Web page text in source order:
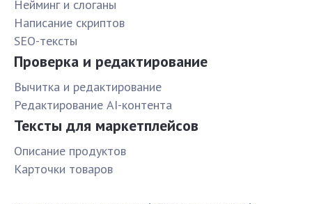
Нейминг и слоганы
Написание скриптов
SEO-тексты
Проверка и редактирование
Вычитка и редактирование
Редактирование AI-контента
Тексты для маркетплейсов
Описание продуктов
Карточки товаров